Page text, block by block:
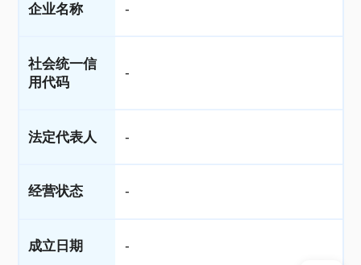
企业名称 -
社会统一信
用代码
-
法定代表人 -
经营状态 -
成立日期 -